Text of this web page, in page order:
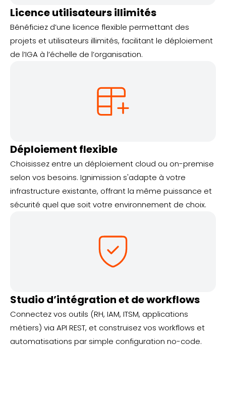
Licence utilisateurs illimités
Bénéficiez d’une licence flexible permettant des
projets et utilisateurs illimités, facilitant le déploiement
de l’IGA à l’échelle de l’organisation.
Déploiement flexible
Choisissez entre un déploiement cloud ou on-premise
selon vos besoins. Ignimission s'adapte à votre
infrastructure existante, offrant la même puissance et
sécurité quel que soit votre environnement de choix.
Studio d’intégration et de workflows
Connectez vos outils (RH, IAM, ITSM, applications
métiers) via API REST, et construisez vos workflows et
automatisations par simple configuration no-code.